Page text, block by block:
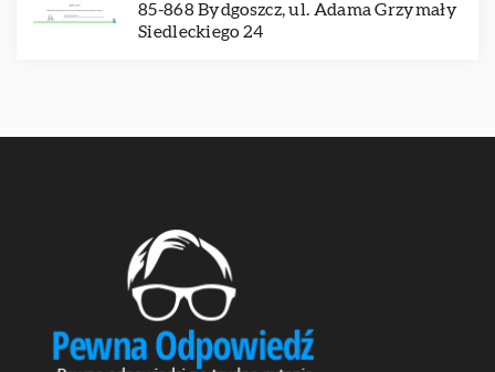
85-868 Bydgoszcz, ul. Adama Grzymały
Siedleckiego 24